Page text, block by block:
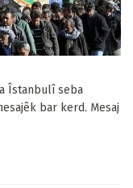
Îstanbulî seba
bar kerd. Mesaj